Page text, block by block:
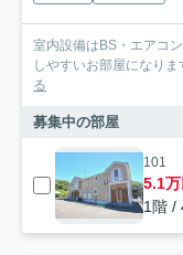
室内設備はBS・エアコ
しやすいお部屋になり
る
募集中の部屋
101
5.1万
1階 /